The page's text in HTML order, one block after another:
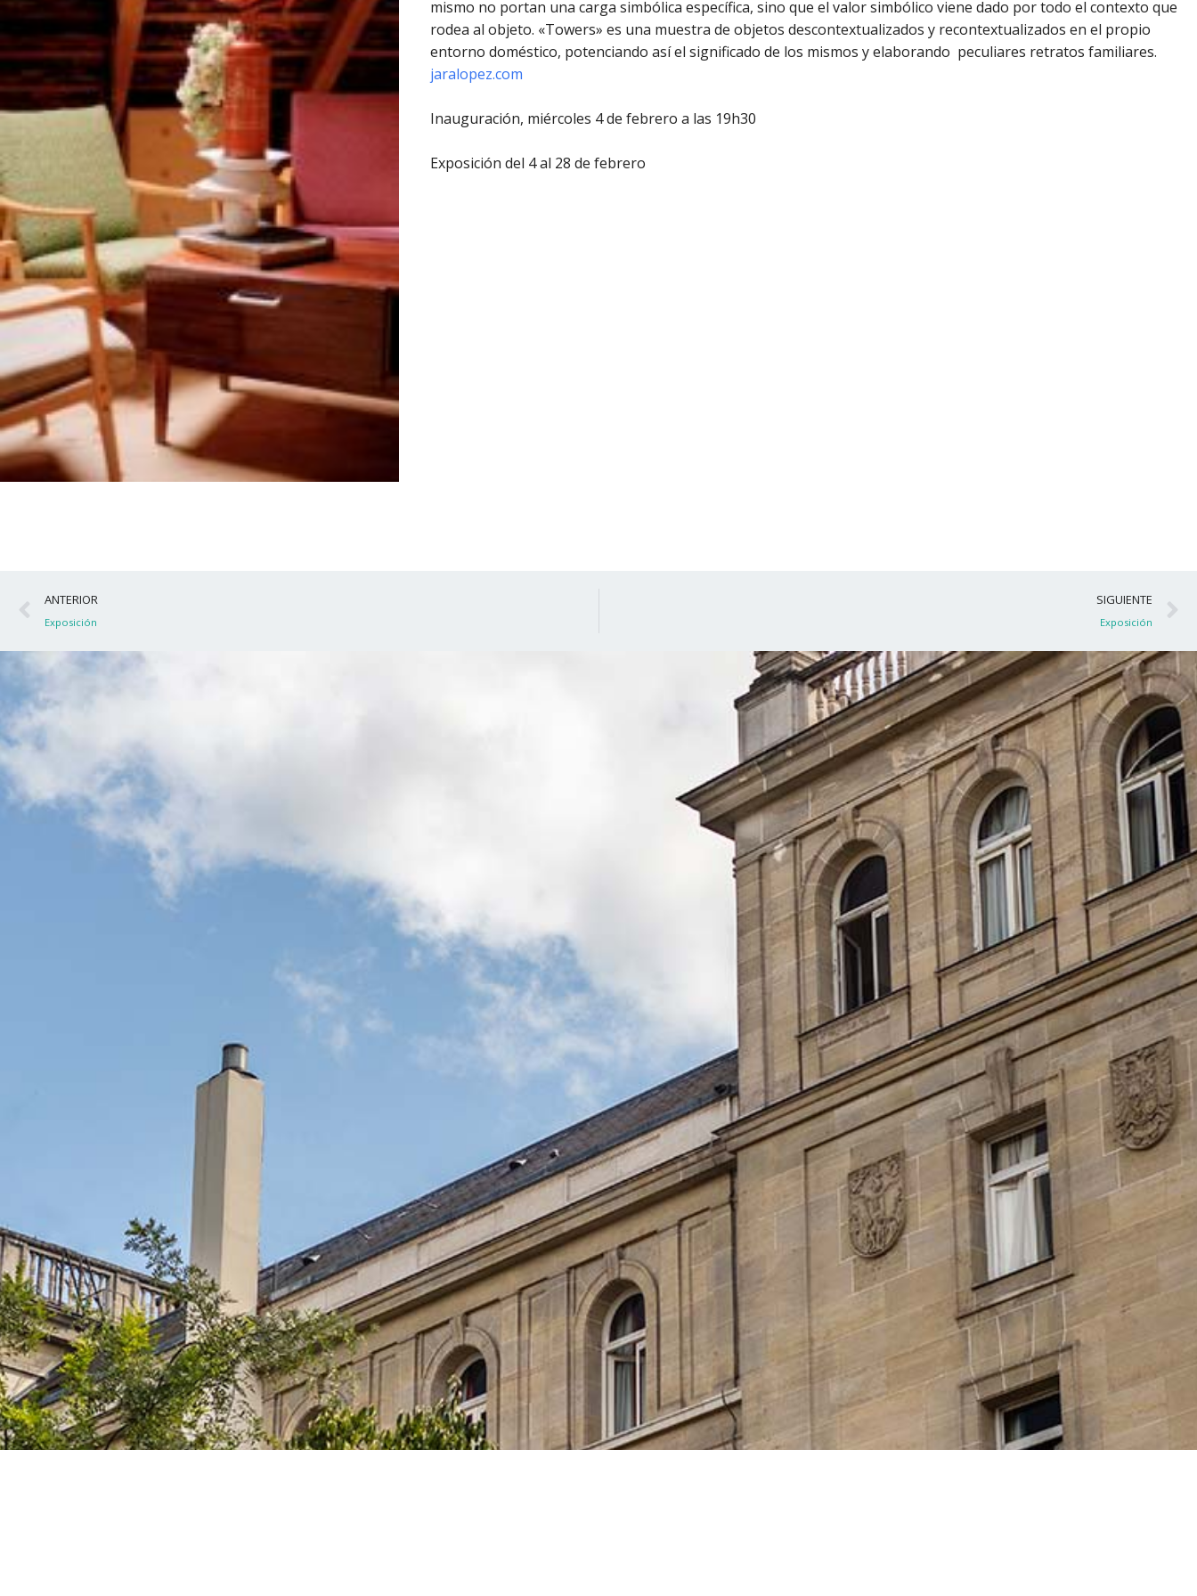
mismo no portan una carga simbólica específica, sino que el valor simbólico viene dado por todo el contexto que
rodea al objeto. «Towers» es una muestra de objetos descontextualizados y recontextualizados en el propio
entorno doméstico, potenciando así el significado de los mismos y elaborando peculiares retratos familiares.
jaralopez.com
Inauguración, miércoles 4 de febrero a las 19h30
Exposición del 4 al 28 de febrero
Ant
ANTERIOR
Exposición
SIGUIENTE
Exposición